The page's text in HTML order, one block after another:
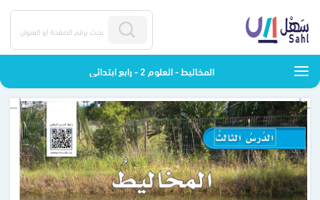
المخاليط - العلوم 2 - رابع ابتدائي